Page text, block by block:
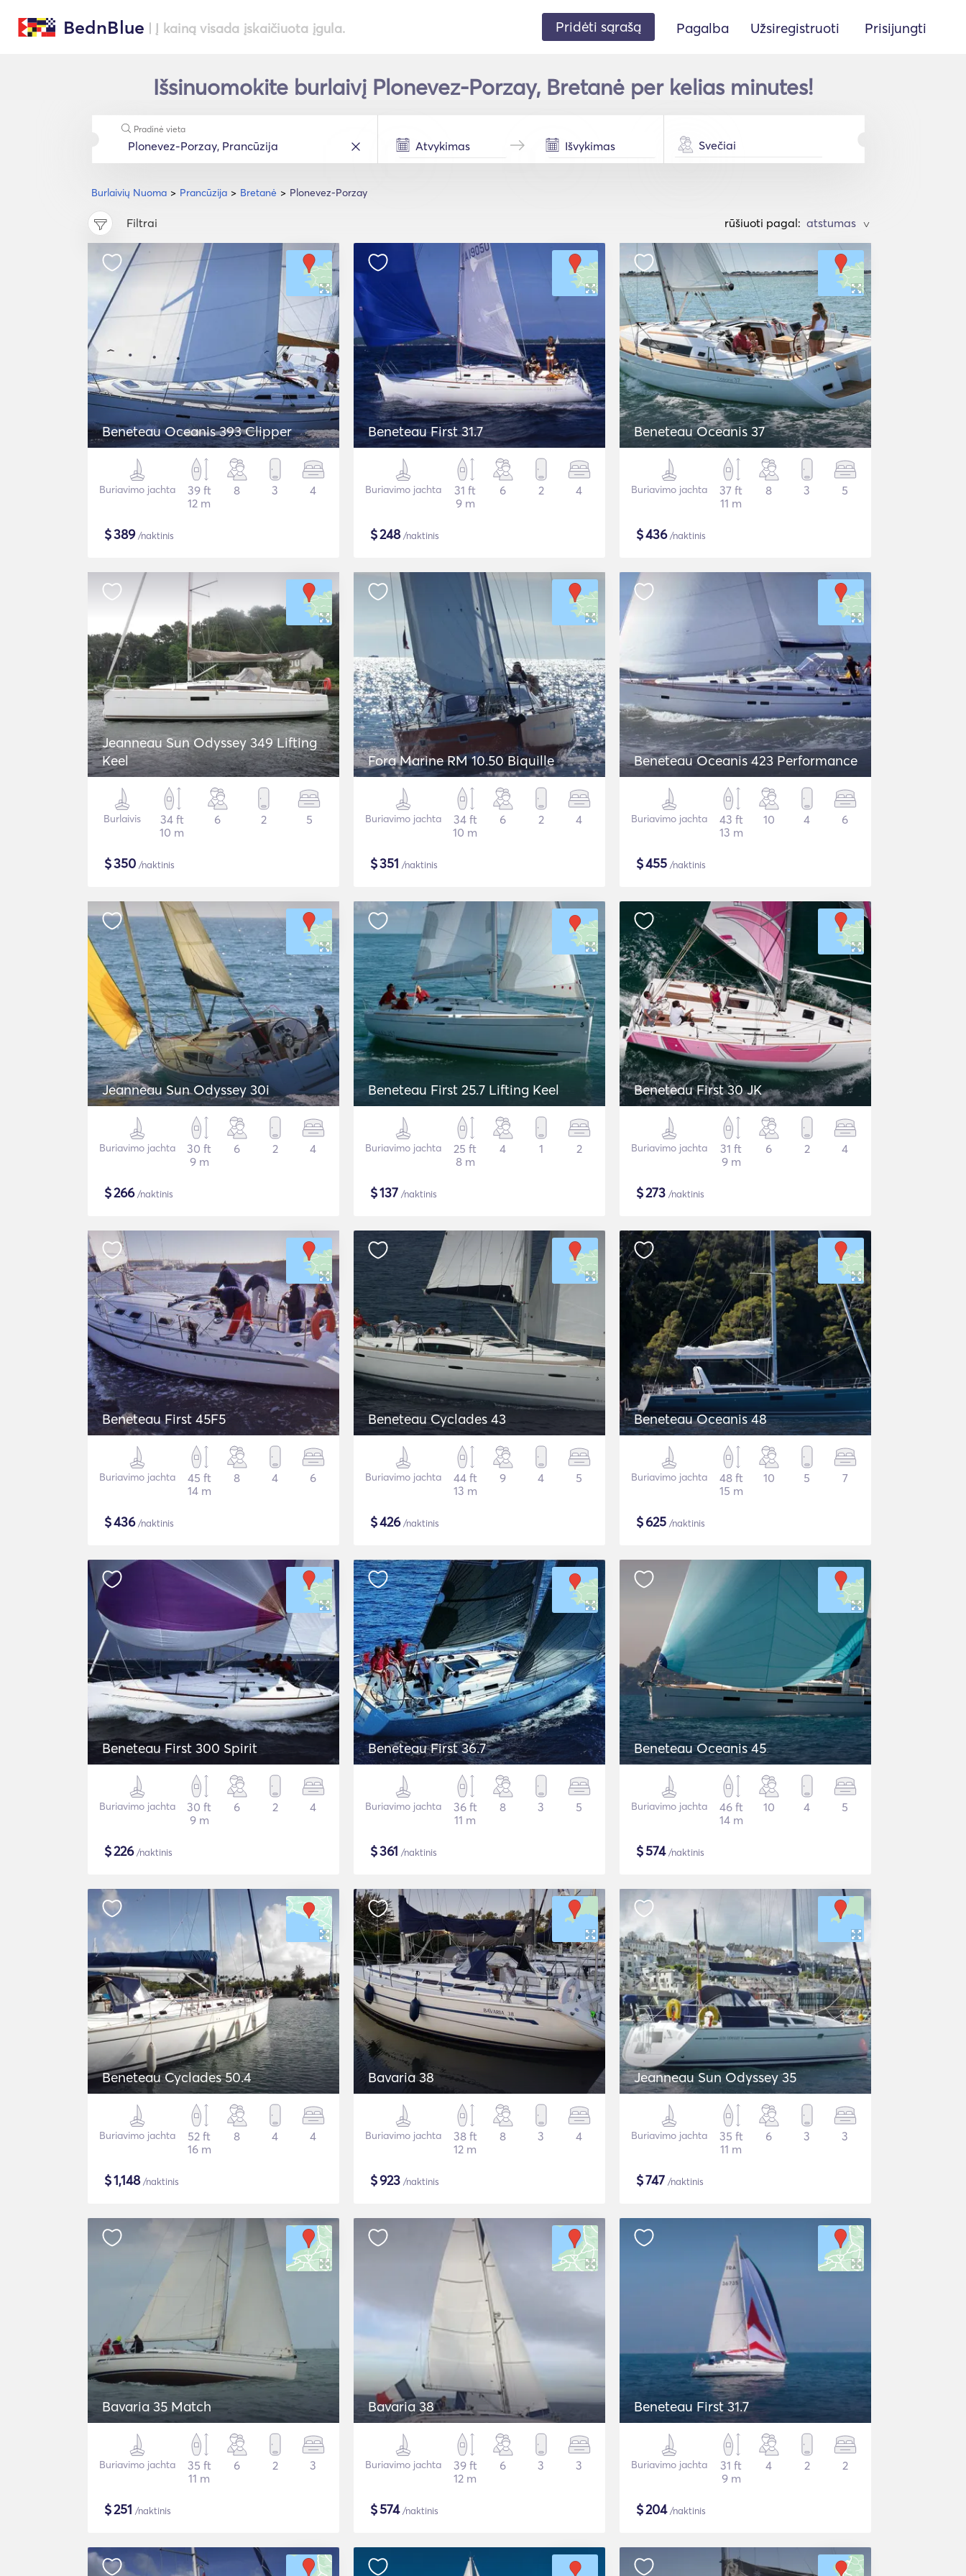
BednBlue | Į kainą visada įskaičiuota įgula. Pridėti sąrašą Pagalba Užsiregistruoti Prisijungti
Išsinuomokite burlaivį Plonevez-Porzay, Bretanė per kelias minutes!
Burlaivių Nuoma Prancūzija Bretanė Plonevez-Porzay
Pradinė vieta
Svečiai
Filtrai rūšiuoti pagal: >
Beneteau Oceanis 393 Clipper
Buriavimo jachta
39 ft
12 m
8 3 4
$389/naktinis
Beneteau First 31.7
Buriavimo jachta
31 ft
9 m
6 2 4
$248/naktinis
Beneteau Oceanis 37
Buriavimo jachta
37 ft
11 m
8 3 5
$436/naktinis
Jeanneau Sun Odyssey 349 Lifting
Keel
Burlaivis
34 ft
10 m
6 2 5
$350 /naktinis
Fora Marine RM 10.50 Biquille
Buriavimo jachta
34 ft
10 m
6 2 4
$351 /naktinis
Beneteau Oceanis 423 Performance
Buriavimo jachta
43 ft
13 m
10 4 6
$455 /naktinis
Jeanneau Sun Odyssey 30i
Buriavimo jachta
30 ft
9 m
6 2 4
$266/naktinis
Beneteau First 25.7 Lifting Keel
Buriavimo jachta
25 ft
8 m
4 1 2
$137 /naktinis
Beneteau First 30 JK
Buriavimo jachta
31 ft
9 m
6 2 4
$273 /naktinis
Beneteau First 45F5
Buriavimo jachta
45 ft
14 m
8 4 6
$436/naktinis
Beneteau Cyclades 43
Buriavimo jachta
44 ft
13 m
9 4 5
$426/naktinis
Beneteau Oceanis 48
Buriavimo jachta
48 ft
15 m
10 5 7
$625 /naktinis
Beneteau First 300 Spirit
Buriavimo jachta
30 ft
9 m
6 2 4
$226/naktinis
Beneteau First 36.7
Buriavimo jachta
36 ft
11 m
8 3 5
$361 /naktinis
Beneteau Oceanis 45
Buriavimo jachta
46 ft
14 m
10 4 5
$574/naktinis
Beneteau Cyclades 50.4
Buriavimo jachta
52 ft
16 m
8 4 4
$1,148/naktinis
Bavaria 38
Buriavimo jachta
38 ft
12 m
8 3 4
$923 /naktinis
Jeanneau Sun Odyssey 35
Buriavimo jachta
35 ft
11 m
6 3 3
$747 /naktinis
Bavaria 35 Match
Buriavimo jachta
35 ft
11 m
6 2 3
$251 /naktinis
Bavaria 38
Buriavimo jachta
39 ft
12 m
6 3 3
$574/naktinis
Beneteau First 31.7
Buriavimo jachta
31 ft
9 m
4 2 2
$204/naktinis